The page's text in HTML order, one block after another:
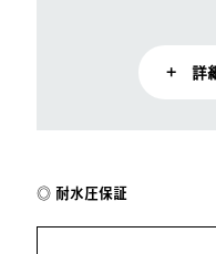
+ 詳
耐水圧保証